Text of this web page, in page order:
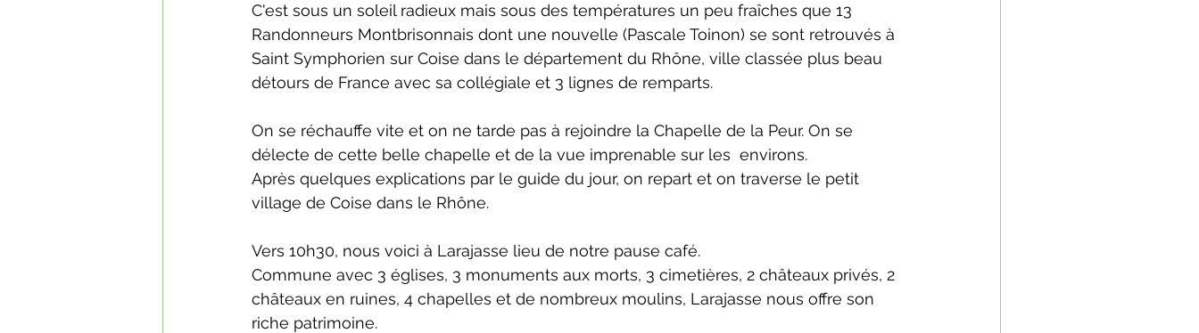
C'est sous un soleil radieux mais sous des températures un peu fraîches que 13
Randonneurs Montbrisonnais dont une nouvelle (Pascale Toinon) se sont retrouvés à
Saint Symphorien sur Coise dans le département du Rhône, ville classée plus beau
détours de France avec sa collégiale et 3 lignes de remparts.
On se réchauffe vite et on ne tarde pas à rejoindre la Chapelle de la Peur. On se
délecte de cette belle chapelle et de la vue imprenable sur les  environs.
Après quelques explications par le guide du jour, on repart et on traverse le petit
village de Coise dans le Rhône.
Vers 10h30, nous voici à Larajasse lieu de notre pause café.
Commune avec 3 églises, 3 monuments aux morts, 3 cimetières, 2 châteaux privés, 2
châteaux en ruines, 4 chapelles et de nombreux moulins, Larajasse nous offre son
riche patrimoine.